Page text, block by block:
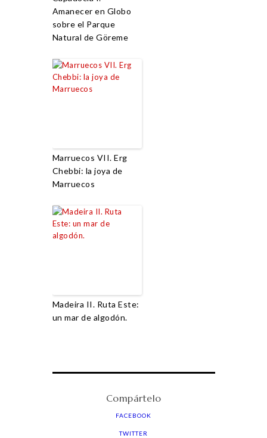
Amanecer en Globo
sobre el Parque
Natural de Göreme
Marruecos VII. Erg
Chebbi: la joya de
Marruecos
Madeira II. Ruta Este:
un mar de algodón.
Compártelo
FACEBOOK
TWITTER